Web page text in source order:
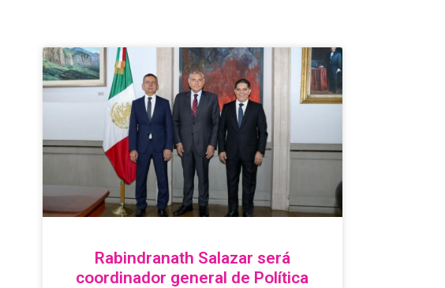
Rabindranath Salazar será
coordinador general de Política